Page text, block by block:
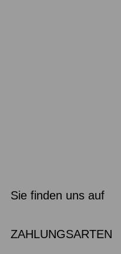
Sie finden uns auf
ZAHLUNGSARTEN